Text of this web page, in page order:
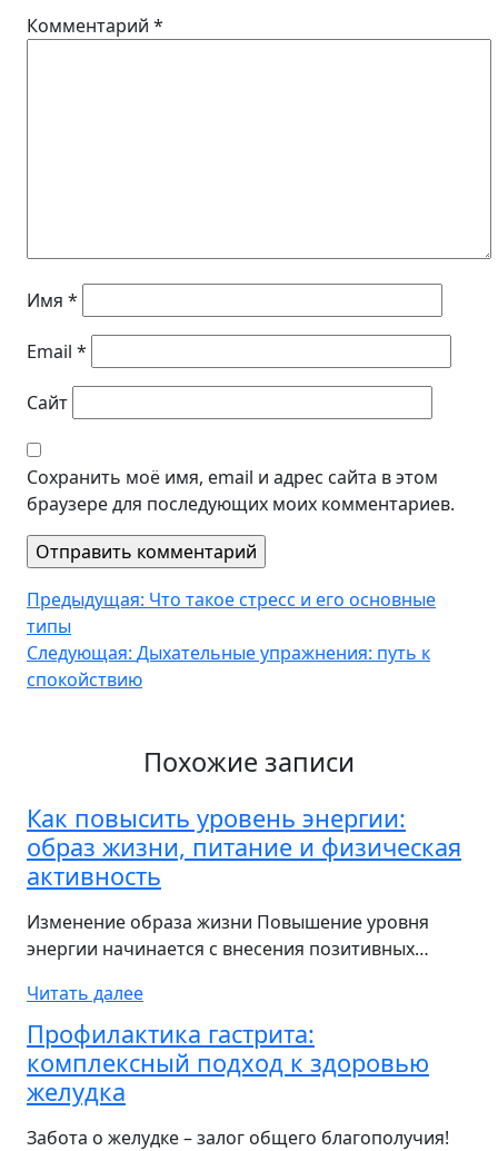
Комментарий *
Имя *
Email *
Сайт
Сохранить моё имя, email и адрес сайта в этом
браузере для последующих моих комментариев.
Навигация
по
записям
Предыдущая: Что такое стресс и его основные
типы
Следующая: Дыхательные упражнения: путь к
спокойствию
Похожие записи
Как повысить уровень энергии:
образ жизни, питание и физическая
активность
Изменение образа жизни Повышение уровня
энергии начинается с внесения позитивных…
Читать далее
Профилактика гастрита:
комплексный подход к здоровью
желудка
Забота о желудке – залог общего благополучия!